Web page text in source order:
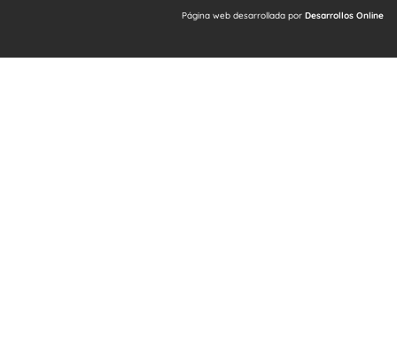
Página web desarrollada por Desarrollos Online